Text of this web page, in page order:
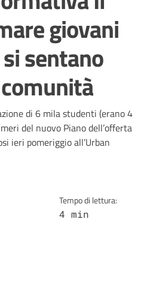
giovani
sentano
di 6 mila studenti (erano 4
del nuovo Piano dell’offerta
ieri pomeriggio all’Urban
Tempo di lettura:
4 min